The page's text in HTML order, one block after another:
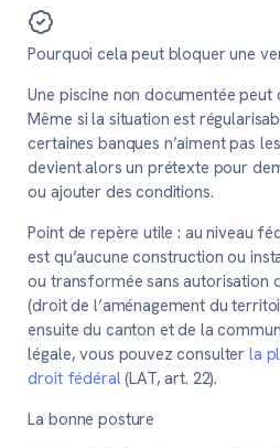
Pourquoi cela peut bloquer une
Une piscine non documentée
Même si la situation est
certaines banques n’aiment pas
devient alors un prétexte pour
ou ajouter des conditions.
Point de repère utile : au niveau
est qu’aucune construction ou
ou transformée sans autorisation
(droit de l’aménagement du
ensuite du canton et de la
légale, vous pouvez consulter la
droit fédéral(LAT, art. 22).
La bonne posture